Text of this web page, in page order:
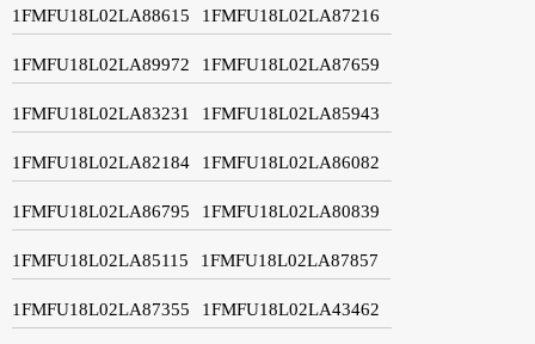
1FMFU18L02LA88615 1FMFU18L02LA87216
1FMFU18L02LA89972 1FMFU18L02LA87659
1FMFU18L02LA83231 1FMFU18L02LA85943
1FMFU18L02LA82184 1FMFU18L02LA86082
1FMFU18L02LA86795 1FMFU18L02LA80839
1FMFU18L02LA85115 1FMFU18L02LA87857
1FMFU18L02LA87355 1FMFU18L02LA43462